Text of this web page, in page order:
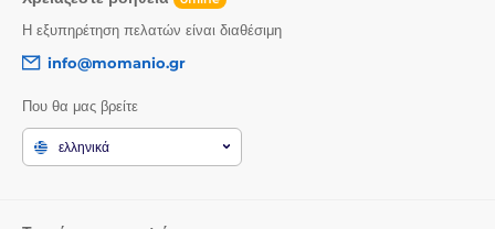
Proč zvolit LanParte RBA-M01?
✔ Dvojitý magnetický systém s 20 magnety
✔ Kompatibilita s MagSafe
✔ Magnetický kroužek pro Android zařízení v balení
✔ Patentovaná vakuová přísavka LanParte
✔ Víceosé nastavitelné rameno
✔ Prémiová kovová konstrukce
Η εξυπηρέτηση πελατών είναι διαθέσιμη
info@momanio.gr
Που θα μας βρείτε
ελληνικά